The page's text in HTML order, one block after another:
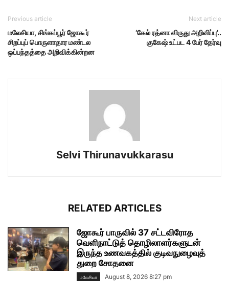
Previous article
மலேசியா, சிங்கப்பூர் ஜோகூர்
சிறப்புப் பொருளாதார மண்டல
ஒப்பந்தத்தை அறிவிக்கின்றன
Next article
‘கேல் ரத்னா விருது அறிவிப்பு’..
குகேஷ் உட்பட 4 பேர் தேர்வு
Selvi Thirunavukkarasu
RELATED ARTICLES
ஜோகூர் பாருவில் 37 சட்டவிரோத
வெளிநாட்டுத் தொழிலாளர்களுடன்
இருந்த உணவகத்தில் குடிவநுழைவுத்
துறை சோதனை
மலேசியா August 8, 2026 8:27 pm